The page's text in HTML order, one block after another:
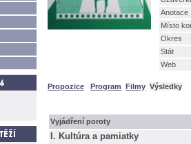
Anotace
Místo
Okres
Stát
Web
Propozice Program Filmy Výsledky
Vyjádření poroty
I. Kultúra a pamiatky